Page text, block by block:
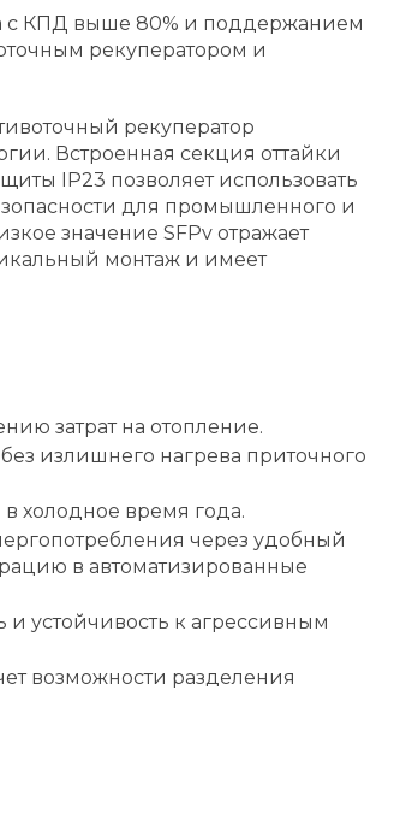
с КПД выше 80% и поддержанием
рекуператором и
рекуператор
Встроенная секция оттайки
IP23 позволяет использовать
для промышленного и
значение SFPv отражает
монтаж и имеет
затрат на отопление.
излишнего нагрева приточного
холодное время года.
через удобный
в автоматизированные
и устойчивость к агрессивным
возможности разделения